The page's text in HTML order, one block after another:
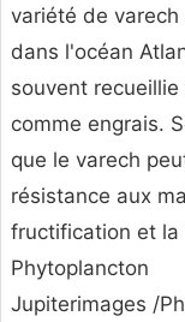
variété de
dans l'océan
souvent
comme engrais.
que le varech
résistance aux
fructification et la
Phytoplancton
Jupiterimages /